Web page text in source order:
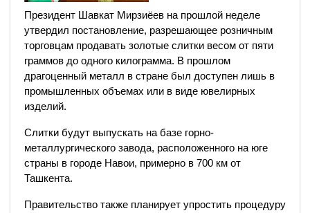
Президент Шавкат Мирзиёев на прошлой неделе
утвердил постановление, разрешающее розничным
торговцам продавать золотые слитки весом от пяти
граммов до одного килограмма. В прошлом
драгоценный металл в стране был доступен лишь в
промышленных объемах или в виде ювелирных
изделий.
Слитки будут выпускать на базе горно-
металлургического завода, расположенного на юге
страны в городе Навои, примерно в 700 км от
Ташкента.
Правительство также планирует упростить процедуру